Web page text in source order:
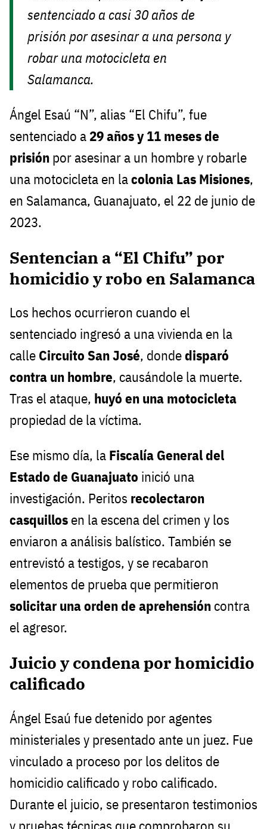
sentenciado a casi 30 años de
prisión por asesinar a una persona y
robar una motocicleta en
Salamanca.
Ángel Esaú “N”, alias “El Chifu”, fue
sentenciado a 29 años y 11 meses de
prisión por asesinar a un hombre y robarle
una motocicleta en lacolonia Las Misiones,
en Salamanca, Guanajuato, el 22 de junio de
2023.
Sentencian a “El Chifu” por
homicidio y robo en Salamanca
Los hechos ocurrieron cuando el
sentenciado ingresó a una vivienda en la
calle Circuito San José, dondedisparó
contra un hombre, causándole la muerte.
Tras el ataque, huyó en una motocicleta
propiedad de la víctima.
Ese mismo día, la Fiscalía General del
Estado de Guanajuato inició una
investigación. Peritos recolectaron
casquillos en la escena del crimen y los
enviaron a análisis balístico. También se
entrevistó a testigos, y se recabaron
elementos de prueba que permitieron
solicitar una orden de aprehensión contra
el agresor.
Juicio y condena por homicidio
calificado
Ángel Esaú fue detenido por agentes
ministeriales y presentado ante un juez. Fue
vinculado a proceso por los delitos de
homicidio calificado y robo calificado.
Durante el juicio, se presentaron testimonios